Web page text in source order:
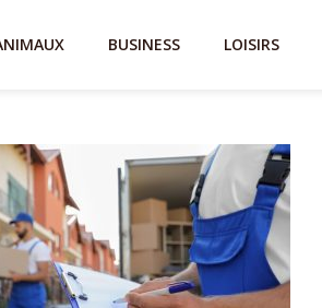
BUSINESS LOISIRS